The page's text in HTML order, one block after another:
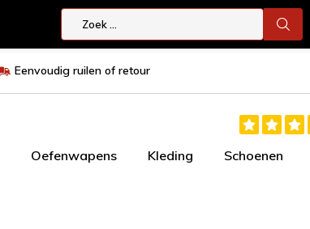
Eenvoudig ruilen of retour
Oefenwapens Kleding Schoenen